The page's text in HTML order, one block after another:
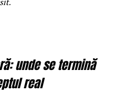
unde se termină
real